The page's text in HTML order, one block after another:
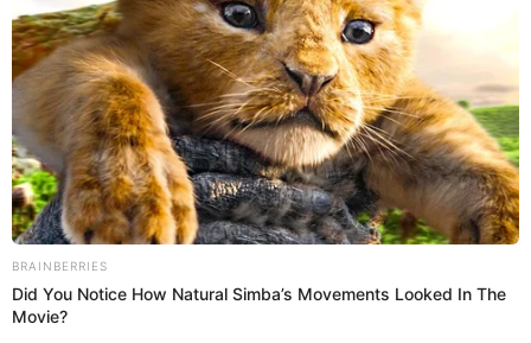
23 May 2024 | 14:52 h
La fuerte indirecta de Belinda tras el fin de la
relación de Nodal y Cazzu
Belinda no dudó en pronunciarse en sus redes sociales minutos
después de que su expareja, Christian Nodal, anunció su ruptura
con Cazzu. ¿Qué canción compartió y qué dice la letra?
Belinda